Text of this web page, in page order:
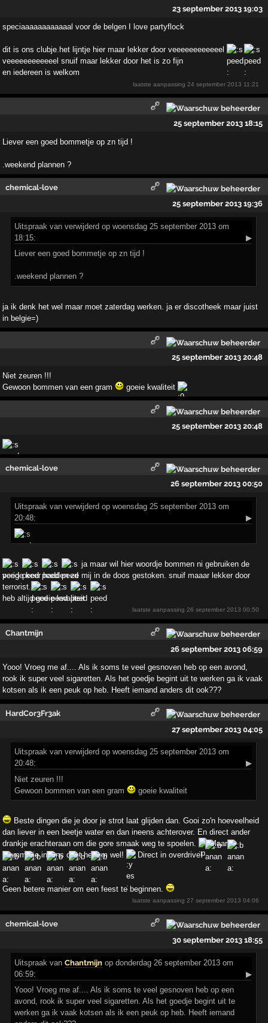
23 september 2013 19:03
speciaaaaaaaaaaaal voor de belgen I love partyflock
dit is ons clubje.het lijntje hier maar lekker door veeeeeeeeeeeel
veeeeeeeeeeeel snuif maar lekker door het is zo fijn
en iedereen is welkom
laatste aanpassing24 september 2013 11:21
25 september 2013 18:15
Liever een goed bommetje op zn tijd !
.weekend plannen ?
chemical-love
25 september 2013 19:36
Uitspraak van verwijderd op woensdag 25 september 2013 om
18:15:
▶
Liever een goed bommetje op zn tijd !
.weekend plannen ?
ja ik denk het wel maar moet zaterdag werken. ja er discotheek maar juist
in belgie=)
25 september 2013 20:48
Niet zeuren !!!
Gewoon bommen van een gram
goeie kwaliteit
25 september 2013 20:48
chemical-love
26 september 2013 00:50
Uitspraak van verwijderd op woensdag 25 september 2013 om
20:48:
▶
ja maar wil hier woordje bommen ni gebruiken de
vorige keer hadden ze mij in de doos gestoken. snuif maaar lekker door
terrorist.
heb altijd goeie kwaliteit
laatste aanpassing26 september 2013 00:50
Chantmijn
26 september 2013 06:59
Yooo! Vroeg me af.... Als ik soms te veel gesnoven heb op een avond,
rook ik super veel sigaretten. Als het goedje begint uit te werken ga ik vaak
kotsen als ik een peuk op heb. Heeft iemand anders dit ook???
HardCor3Fr3ak
27 september 2013 04:05
Uitspraak van verwijderd op woensdag 25 september 2013 om
20:48:
▶
Niet zeuren !!!
Gewoon bommen van een gram
goeie kwaliteit
Beste dingen die je door je strot laat glijden dan. Gooi zo'n hoeveelheid
dan liever in een beetje water en dan ineens achterover. En direct ander
drankje erachteraan om die gore smaak weg te spoelen.
Maar
grammetje ineens doet het em wel!
Direct in overdrive!
Geen betere manier om een feest te beginnen.
laatste aanpassing27 september 2013 04:06
chemical-love
30 september 2013 18:55
Uitspraak vanChantmijn op donderdag 26 september 2013 om
06:59:
▶
Yooo! Vroeg me af.... Als ik soms te veel gesnoven heb op een
avond, rook ik super veel sigaretten. Als het goedje begint uit te
werken ga ik vaak kotsen als ik een peuk op heb. Heeft iemand